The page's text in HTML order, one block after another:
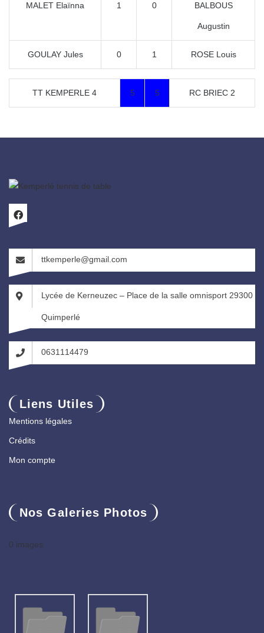
MALET Elaïnna 1 0 BALBOUS
Augustin
GOULAY Jules 0 1 ROSE Louis
TT KEMPERLE 4 5 5 RC BRIEC 2
ttkemperle@gmail.com
Lycée de Kerneuzec – Place de la salle omnisport 29300
Quimperlé
0631114479
Liens Utiles
Mentions légales
Crédits
Mon compte
Nos Galeries Photos
0 images